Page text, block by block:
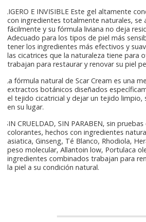
LIGERO E INVISIBLE Este gel altamente
con ingredientes totalmente naturales, se
fácilmente y su fórmula liviana no deja
Adecuado para los tipos de piel más
tener los ingredientes más efectivos y
las cicatrices que la naturaleza tiene para
trabajan para restaurar y renovar su piel
La fórmula natural de Scar Cream es una
extractos botánicos diseñados
el tejido cicatricial y dejar un tejido limpio,
en su lugar.
SIN CRUELDAD, SIN PARABEN, sin
colorantes, hechos con ingredientes
asiatica, Ginseng, Té Blanco, Rhodiola,
peso molecular, Allantoin low, Portulaca
ingredientes combinados trabajan para
la piel a su condición natural.